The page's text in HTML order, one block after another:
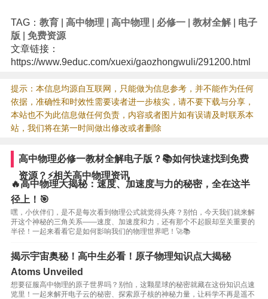
TAG： 教育| 高中物理 高中物理 必修一| 教材全解| 电子
版
免费资源
文章链接：
https://www.9educ.com/xuexi/gaozhongwuli/291200.html
提示：本信息均源自互联网，只能做为信息参考，并不能作为任何
依据，准确性和时效性需要读者进一步核实，请不要下载与分享，
本站也不为此信息做任何负责，内容或者图片如有误请及时联系本
站，我们将在第一时间做出修改或者删除
高中物理必修一教材全解电子版？📚如何快速找到免费
资源？⚡️相关高中物理资讯
🔥高中物理大揭秘：速度、加速度与力的秘密，全在这半
径上！🎯
嘿，小伙伴们，是不是每次看到物理公式就觉得头疼？别怕，今天我们就来解
开这个神秘的三角关系——速度、加速度和力，还有那个不起眼却至关重要的
半径！一起来看看它是如何影响我们的物理世界吧！🚀📚
揭示宇宙奥秘！高中生必看！原子物理知识点大揭秘
Atoms Unveiled
想要征服高中物理的原子世界吗？别怕，这颗星球的秘密就藏在这份知识点速
览里！一起来解开电子云的秘密、探索原子核的神秘力量，让科学不再是遥不